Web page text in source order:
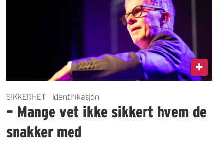
SIKKERHET | Identifikasjon
– Mange vet ikke sikkert hvem de
snakker med